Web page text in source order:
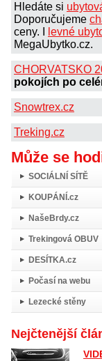
Hledáte si
Doporučujeme
ceny. I
levné
MegaUbytko.cz.
CHORVATSKO
pokojích po
Snowtrex.cz
Treking.cz
Může se
SOCIÁLNÍ SÍTĚ
KOUPÁNÍ.cz
NašeBrdy.cz
Trekingová OBUV
DESÍTKA.cz
Počasí na webu
Lezecké stěny
Nejčtenější